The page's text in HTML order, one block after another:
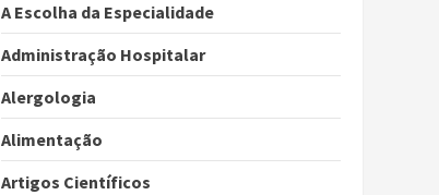
A Escolha da Especialidade
Administração Hospitalar
Alergologia
Alimentação
Artigos Científicos